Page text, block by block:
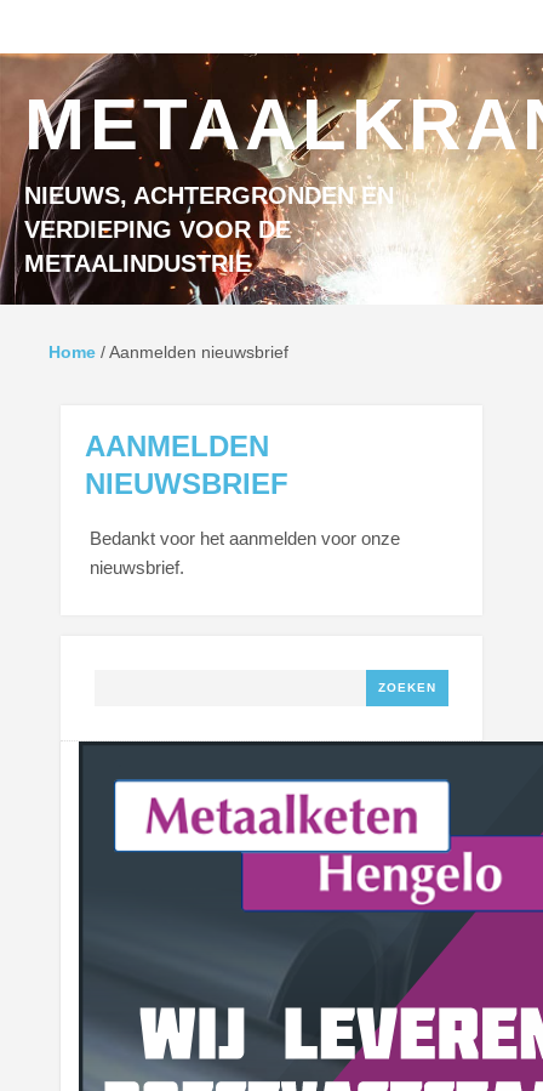
NIEUWS, ACHTERGRONDEN EN
VERDIEPING VOOR DE
METAALINDUSTRIE
Home /Aanmelden nieuwsbrief
AANMELDEN
NIEUWSBRIEF
Bedankt voor het aanmelden voor onze
nieuwsbrief.